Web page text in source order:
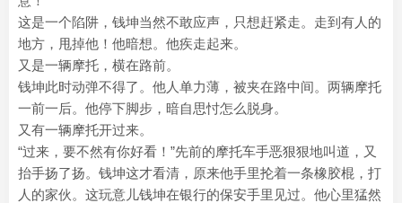
这是一个陷阱，钱坤当然不敢应声，只想赶紧走。走到有人的
地方，甩掉他！他暗想。他疾走起来。
又是一辆摩托，横在路前。
钱坤此时动弹不得了。他人单力薄，被夹在路中间。两辆摩托
一前一后。他停下脚步，暗自思忖怎么脱身。
又有一辆摩托开过来。
“过来，要不然有你好看！”先前的摩托车手恶狠狠地叫道，又
抬手扬了扬。钱坤这才看清，原来他手里抡着一条橡胶棍，打
人的家伙。这玩意儿钱坤在银行的保安手里见过。他心里猛然